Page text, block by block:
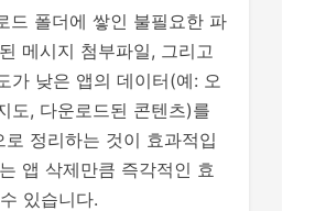
드 폴더에 쌓인 불필요한 파
메시지 첨부파일, 그리고
가 낮은 앱의 데이터(예: 오
도, 다운로드된 콘텐츠)를
로 정리하는 것이 효과적입
앱 삭제만큼 즉각적인 효
있습니다.